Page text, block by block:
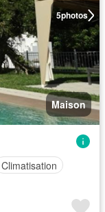
5photos
Maison
Climatisation